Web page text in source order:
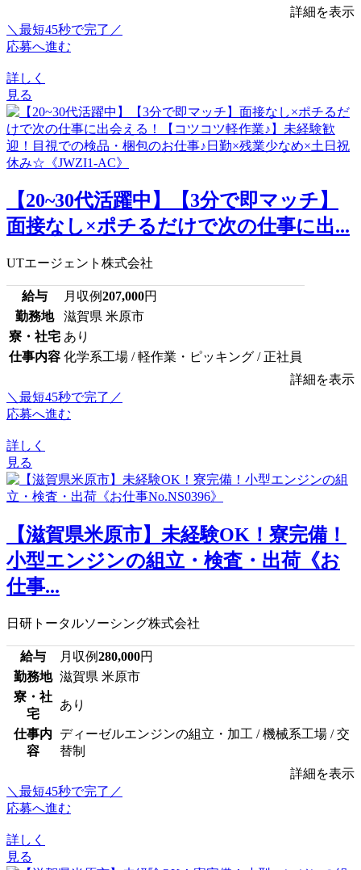
詳細を表示
＼最短45秒で完了／
応募へ進む
詳しく
見る
【20~30代活躍中】【3分で即マッチ】
面接なし×ポチるだけで次の仕事に出...
UTエージェント株式会社
給与 月収例207,000円
勤務地
滋賀県 米原市
寮・社宅 あり
仕事内容 化学系工場 / 軽作業・ピッキング / 正社員
詳細を表示
＼最短45秒で完了／
応募へ進む
詳しく
見る
【滋賀県米原市】未経験OK！寮完備！
小型エンジンの組立・検査・出荷《お
仕事...
日研トータルソーシング株式会社
給与 月収例280,000円
勤務地 滋賀県 米原市
寮・社
宅
あり
仕事内
容
ディーゼルエンジンの組立・加工 / 機械系工場 / 交
替制
詳細を表示
＼最短45秒で完了／
応募へ進む
詳しく
見る